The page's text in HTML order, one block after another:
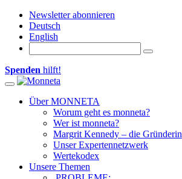
Newsletter abonnieren
Deutsch
English
Spenden hilft!
Toggle navigation
Über MONNETA
Worum geht es monneta?
Wer ist monneta?
Margrit Kennedy – die Gründerin
Unser Expertennetzwerk
Wertekodex
Unsere Themen